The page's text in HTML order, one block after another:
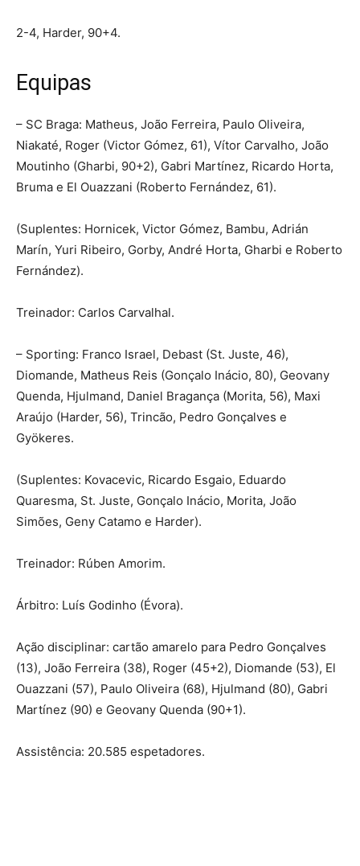
2-4, Harder, 90+4.
Equipas
– SC Braga: Matheus, João Ferreira, Paulo Oliveira,
Niakaté, Roger (Victor Gómez, 61), Vítor Carvalho, João
Moutinho (Gharbi, 90+2), Gabri Martínez, Ricardo Horta,
Bruma e El Ouazzani (Roberto Fernández, 61).
(Suplentes: Hornicek, Victor Gómez, Bambu, Adrián
Marín, Yuri Ribeiro, Gorby, André Horta, Gharbi e Roberto
Fernández).
Treinador: Carlos Carvalhal.
– Sporting: Franco Israel, Debast (St. Juste, 46),
Diomande, Matheus Reis (Gonçalo Inácio, 80), Geovany
Quenda, Hjulmand, Daniel Bragança (Morita, 56), Maxi
Araújo (Harder, 56), Trincão, Pedro Gonçalves e
Gyökeres.
(Suplentes: Kovacevic, Ricardo Esgaio, Eduardo
Quaresma, St. Juste, Gonçalo Inácio, Morita, João
Simões, Geny Catamo e Harder).
Treinador: Rúben Amorim.
Árbitro: Luís Godinho (Évora).
Ação disciplinar: cartão amarelo para Pedro Gonçalves
(13), João Ferreira (38), Roger (45+2), Diomande (53), El
Ouazzani (57), Paulo Oliveira (68), Hjulmand (80), Gabri
Martínez (90) e Geovany Quenda (90+1).
Assistência: 20.585 espetadores.